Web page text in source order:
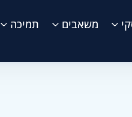
משאבים תמיכה